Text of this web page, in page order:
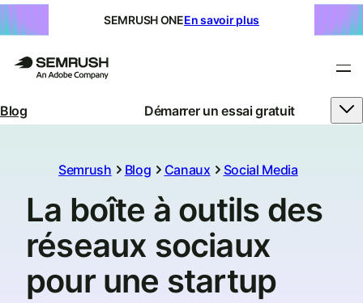
SEMRUSH ONEEn savoir plus
Blog Démarrer un essai gratuit
Semrush Blog Canaux Social Media
La boîte à outils des
réseaux sociaux
pour une startup